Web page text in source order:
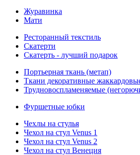
Журавинка
Мати
Ресторанный текстиль
Скатерти
Скатерть - лучший подарок
Портьерная ткань (метап)
Ткани декоративные
Трудновоспламеняемые
Фуршетные юбки
Чехлы на стулья
Чехол на стул Venus 1
Чехол на стул Venus 2
Чехол на стул Венеция